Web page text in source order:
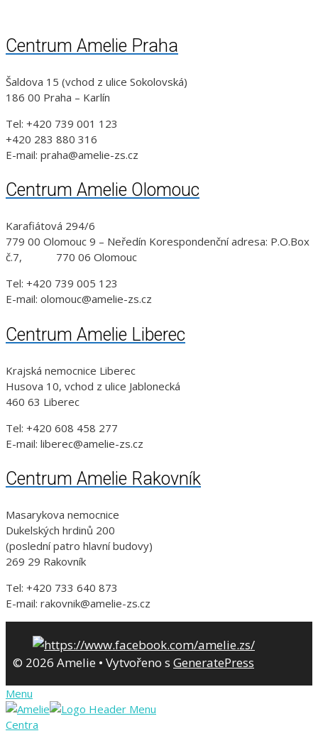
Centrum Amelie Praha
Šaldova 15 (vchod z ulice Sokolovská)
186 00 Praha – Karlín
Tel: +420 739 001 123
+420 283 880 316
E-mail: praha@amelie-zs.cz
Centrum Amelie Olomouc
Karafiátová 294/6
779 00 Olomouc 9 – Neředín Korespondenční adresa: P.O.Box
č.7, 770 06 Olomouc
Tel: +420 739 005 123
E-mail: olomouc@amelie-zs.cz
Centrum Amelie Liberec
Krajská nemocnice Liberec
Husova 10, vchod z ulice Jablonecká
460 63 Liberec
Tel: +420 608 458 277
E-mail: liberec@amelie-zs.cz
Centrum Amelie Rakovník
Masarykova nemocnice
Dukelských hrdinů 200
(poslední patro hlavní budovy)
269 29 Rakovník
Tel: +420 733 640 873
E-mail: rakovnik@amelie-zs.cz
© 2026 Amelie • Vytvořeno s GeneratePress
Menu
Centra